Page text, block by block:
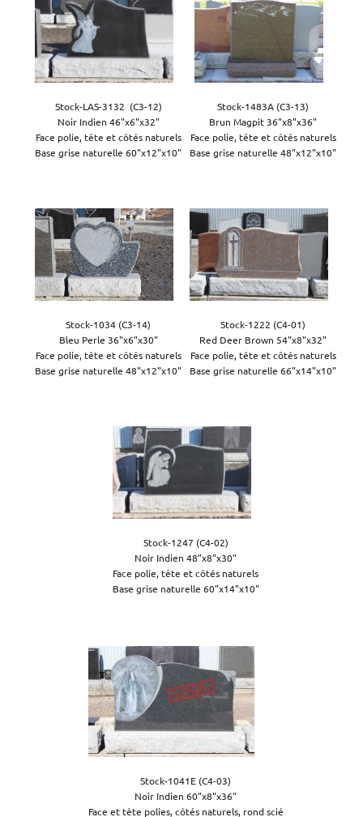
Stock-LAS-3132  (C3-12)
Noir Indien 46"x6"x32"
Face polie, tête et côtés naturels
Base grise naturelle 60"x12"x10"
Stock-1483A (C3-13)
Brun Magpit 36"x8"x36"
Face polie, tête et côtés naturels
Base grise naturelle 48"x12"x10"
Stock-1034 (C3-14)
Bleu Perle 36"x6"x30"
Face polie, tête et côtés naturels
Base grise naturelle 48"x12"x10"
Stock-1222 (C4-01)
Red Deer Brown 54"x8"x32"
Face polie, tête et côtés naturels
Base grise naturelle 66"x14"x10"
Stock-1247 (C4-02)
Noir Indien 48"x8"x30"
Face polie, tête et côtés naturels
Base grise naturelle 60"x14"x10"
Stock-1041E (C4-03)
Noir Indien 60"x8"x36"
Face et tête polies, côtés naturels, rond scié